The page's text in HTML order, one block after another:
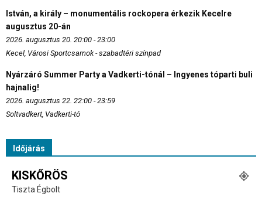
István, a király – monumentális rockopera érkezik Kecelre
augusztus 20-án
2026. augusztus 20. 20:00 - 23:00
Kecel, Városi Sportcsarnok - szabadtéri színpad
Nyárzáró Summer Party a Vadkerti-tónál – Ingyenes tóparti buli
hajnalig!
2026. augusztus 22. 22:00 - 23:59
Soltvadkert, Vadkerti-tó
Időjárás
KISKŐRÖS
Tiszta Égbolt